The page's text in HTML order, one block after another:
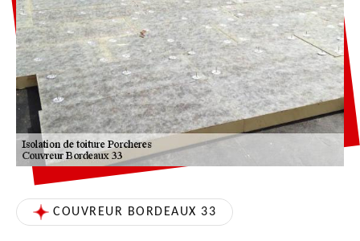
COUVREUR BORDEAUX 33